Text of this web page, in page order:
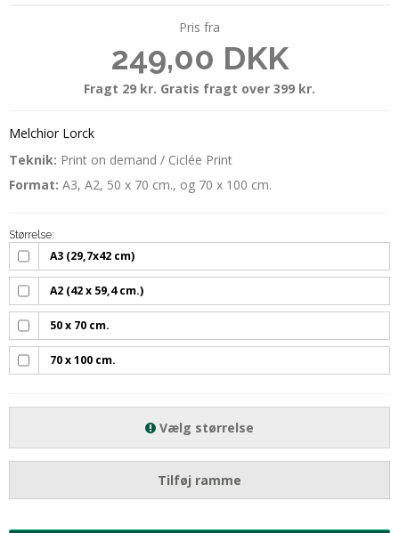
Pris fra
249,00 DKK
Fragt 29 kr. Gratis fragt over 399 kr.
Melchior Lorck
Teknik: Print on demand / Ciclée Print
Format: A3, A2, 50 x 70 cm., og 70 x 100 cm.
Størrelse:
A3 (29,7x42 cm)
A2 (42 x 59,4 cm.)
50 x 70 cm.
70 x 100 cm.
Vælg størrelse
Tilføj ramme